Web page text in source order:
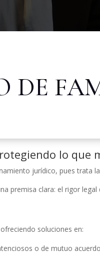
DE
lo que
jurídico, pues trata
premisa clara: el rigor
soluciones en:
o de mutuo